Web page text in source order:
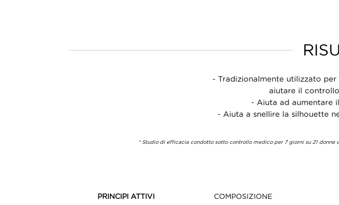
- Tradizionalmente utilizzato
aiutare il
- Aiuta ad aumentare
- Aiuta a snellire la silhouette
* Studio di efficacia condotto sotto controllo medico per 7 giorni su 21
PRINCIPI ATTIVI COMPOSIZIONE